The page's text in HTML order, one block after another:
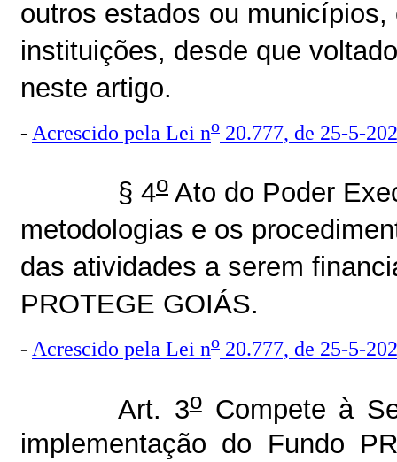
outros estados ou
instituições, desde que
neste artigo.
- Acrescido pela Lei no 20.777, de 25-5-
§ 4o Ato do Poder
metodologias e os
das atividades a serem
PROTEGE GOIÁS.
- Acrescido pela Lei no 20.777, de 25-5-
Art. 3oCompete à
implementação do Fundo